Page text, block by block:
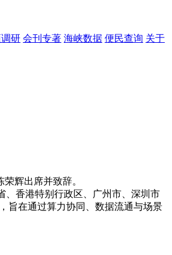
研 会刊专著 海峡数据 便民查询 关于
辉出席并致辞。
香港特别行政区、广州市、深圳市
旨在通过算力协同、数据流通与场景